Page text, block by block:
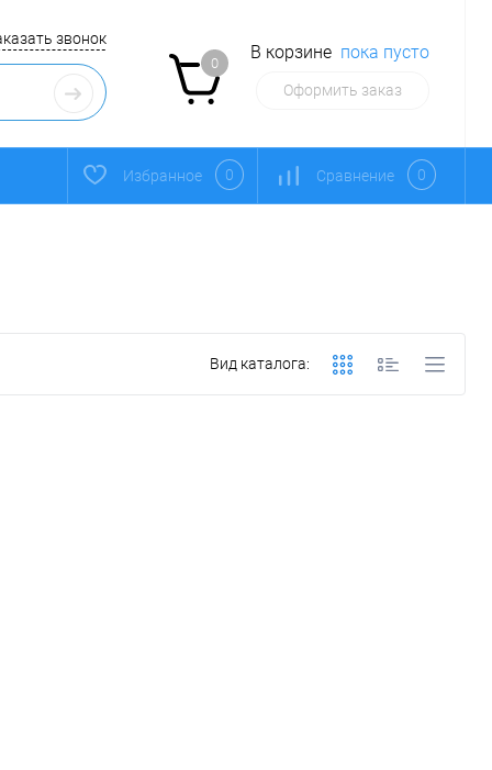
звонок
0
В корзине пока пусто
Оформить заказ
Избранное 0 Сравнение 0
Вид каталога: